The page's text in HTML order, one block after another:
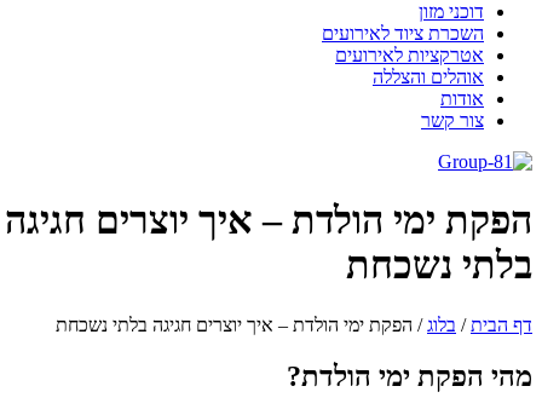
דוכני מזון
השכרת ציוד לאירועים
אטרקציות לאירועים
אוהלים והצללה
אודות
צור קשר
הפקת ימי הולדת – איך יוצרים חגיגה
בלתי נשכחת
דף הבית/בלוג/הפקת ימי הולדת – איך יוצרים חגיגה בלתי נשכחת
מהי הפקת ימי הולדת?